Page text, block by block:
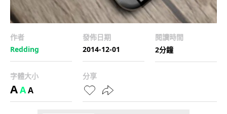
作者
Redding
發佈日期
2014-12-01
閱讀時間
2分鐘
字體大小
AAA
分享